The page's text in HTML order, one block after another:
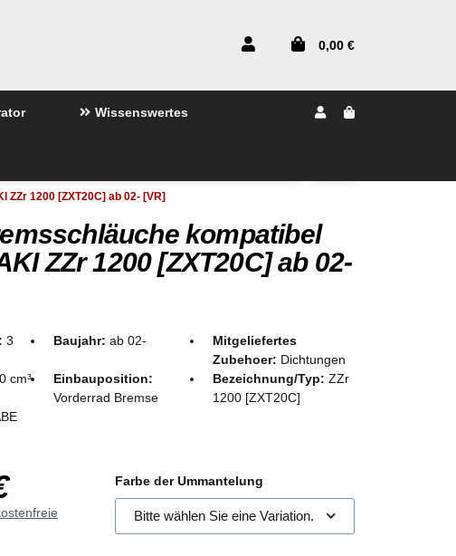
0,00 €
Wissenswertes
ZZr 1200 [ZXT20C] ab 02- [VR]
kompatibel
ZZr 1200 [ZXT20C] ab 02-
3 Baujahr: ab 02-
Mitgeliefertes
Zubehoer: Dichtungen
cm³
Einbauposition:
Vorderrad Bremse
Bezeichnung/Typ:ZZr
1200 [ZXT20C]
Farbe der Ummantelung
Bitte wählen Sie eine Variation.